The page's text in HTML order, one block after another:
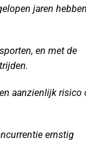
jaren
en met de
aanzienlijk risico
ernstig